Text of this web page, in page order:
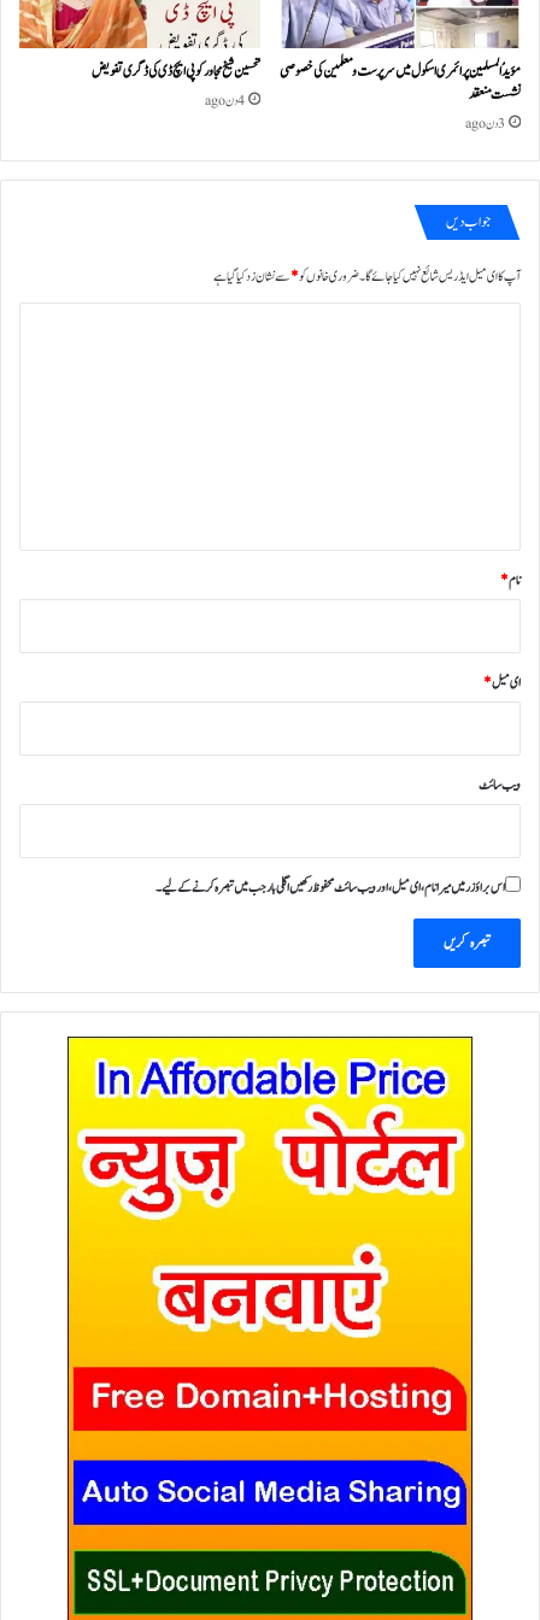
مؤیدُ المسلمین پرائمری اسکول میں سرپرست و معلمین کی خصوصی
نشست منعقد
3 دن ago
تحسین شیخ مجاور کو پی ایچ ڈی کی ڈگری تفویض
4 دن ago
جواب دیں
آپ کا ای میل ایڈریس شائع نہیں کیا جائے گا۔ضروری خانوں کو*سے نشان زد کیا گیا ہے
نام*
ای میل*
ویب‌ سائٹ
اس براؤزر میں میرا نام، ای میل، اور ویب سائٹ محفوظ رکھیں اگلی بار جب میں تبصرہ کرنے کےلیے۔